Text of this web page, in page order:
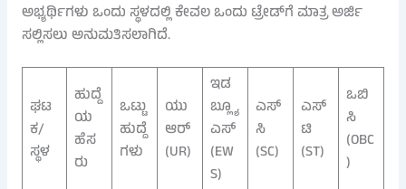
ಅಭ್ಯರ್ಥಿಗಳು ಒಂದು ಸ್ಥಳದಲ್ಲಿ ಕೇವಲ ಒಂದು ಟ್ರೇಡ್‌ಗೆ ಮಾತ್ರ ಅರ್ಜಿ
ಸಲ್ಲಿಸಲು ಅನುಮತಿಸಲಾಗಿದೆ.
ಘಟ
ಕ/
ಸ್ಥಳ
ಹುದ್ದೆ
ಯ
ಹೆಸ
ರು
ಒಟ್ಟು
ಹುದ್ದೆ
ಗಳು
ಯು
ಆರ್
(UR)
ಇಡ
ಬ್ಲ್ಯೂ
ಎಸ್
(EW
S)
ಎಸ್‌
ಸಿ
(SC)
ಎಸ್‌
ಟಿ
(ST)
ಒಬಿ
ಸಿ
(OBC
)